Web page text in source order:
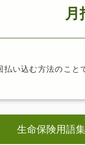
月
い込む方法のこと
生命保険用語